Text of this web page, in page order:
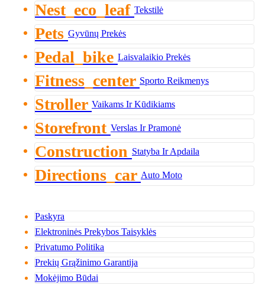
Nest_eco_leaf Tekstilė
Pets Gyvūnų Prekės
Pedal_bike Laisvalaikio Prekės
Fitness_center Sporto Reikmenys
Stroller Vaikams Ir Kūdikiams
Storefront Verslas Ir Pramonė
Construction Statyba Ir Apdaila
Directions_car Auto Moto
Paskyra
Elektroninės Prekybos Taisyklės
Privatumo Politika
Prekių Grąžinimo Garantija
Mokėjimo Būdai